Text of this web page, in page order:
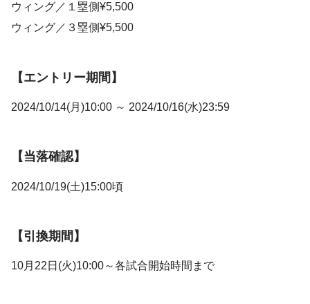
ウィング／１塁側¥5,500
ウィング／３塁側¥5,500
【エントリー期間】
2024/10/14(月)10:00 ～ 2024/10/16(水)23:59
【当落確認】
2024/10/19(土)15:00頃
【引換期間】
10月22日(火)10:00～各試合開始時間まで